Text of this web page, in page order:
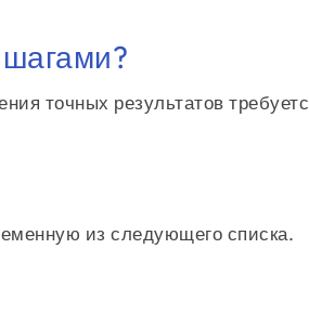
шагами?
точных результатов
из следующего списка.